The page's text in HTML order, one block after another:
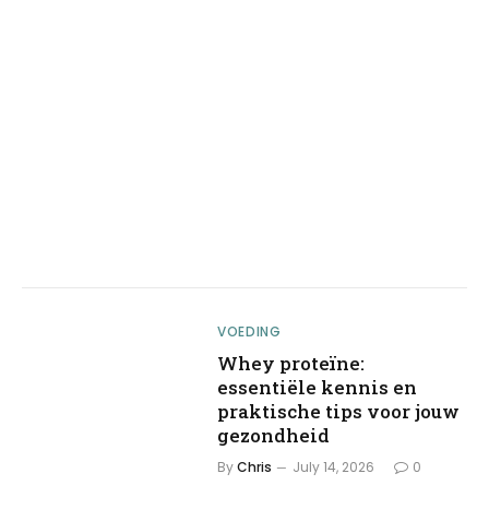
VOEDING
Whey proteïne:
essentiële kennis en
praktische tips voor jouw
gezondheid
ByChris July 14, 2026 0